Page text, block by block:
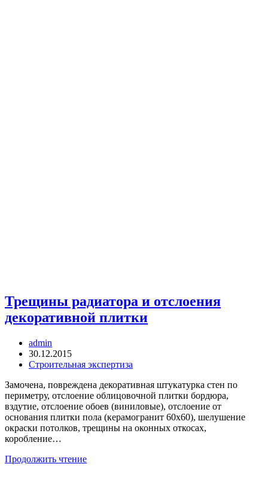
Трещины радиатора и отслоения
декоративной плитки
Автор
записи:
admin
Запись
опубликована:
30.12.2015
Рубрика
Строительная экспертиза
Замочена, повреждена декоративная штукатурка стен по
периметру, отслоение облицовочной плитки бордюра,
вздутие, отслоение обоев (виниловые), отслоение от
основания плитки пола (керамогранит 60х60), шелушение
окраски потолков, трещины на оконных откосах,
коробление…
Продолжить чтениеТрещины